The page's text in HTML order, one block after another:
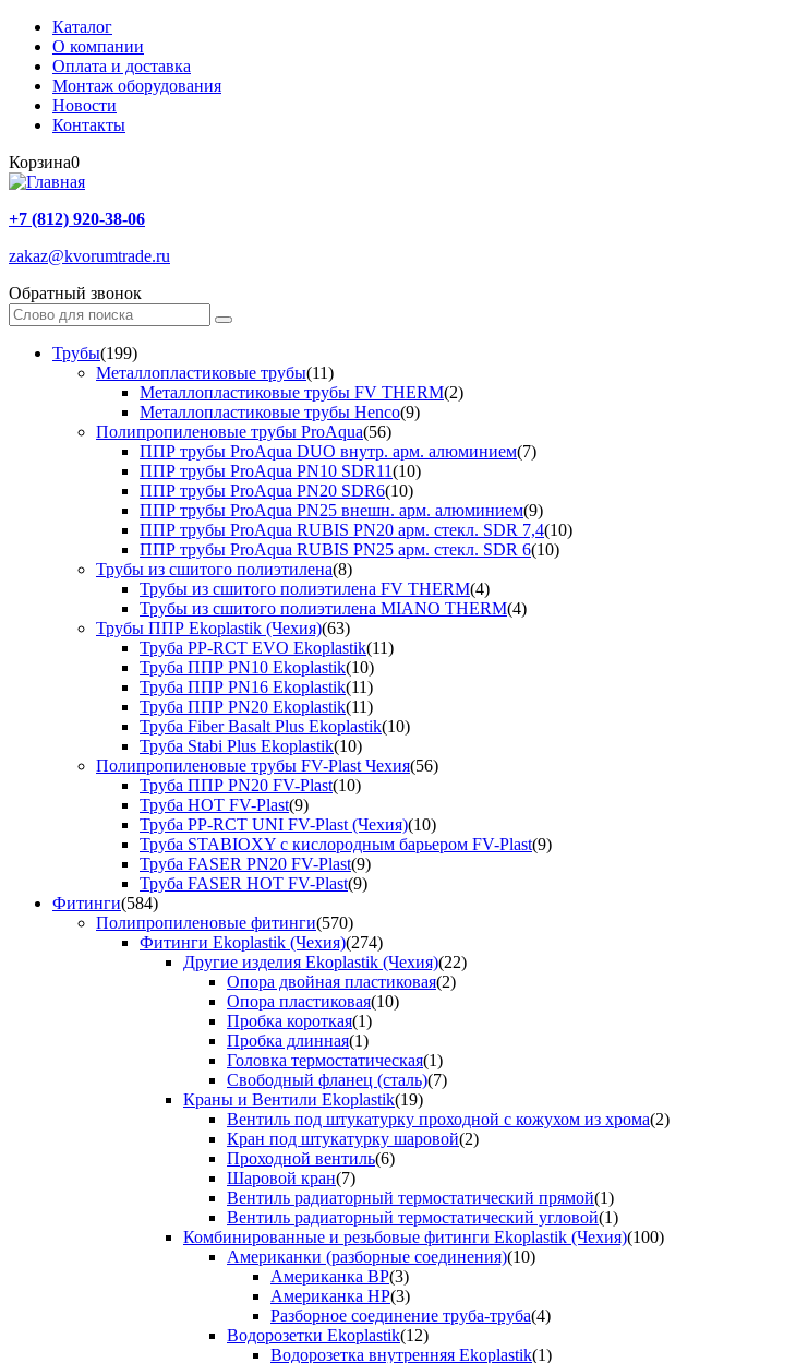
Каталог
О компании
Оплата и доставка
Монтаж оборудования
Новости
Контакты
Корзина0
+7 (812) 920-38-06
zakaz@kvorumtrade.ru
Обратный звонок
Трубы(199)
Металлопластиковые трубы(11)
Металлопластиковые трубы FV THERM(2)
Металлопластиковые трубы Henco(9)
Полипропиленовые трубы ProAqua(56)
ППР трубы ProAqua DUO внутр. арм. алюминием(7)
ППР трубы ProAqua PN10 SDR11(10)
ППР трубы ProAqua PN20 SDR6(10)
ППР трубы ProAqua PN25 внешн. арм. алюминием(9)
ППР трубы ProAqua RUBIS PN20 арм. стекл. SDR 7,4(10)
ППР трубы ProAqua RUBIS PN25 арм. стекл. SDR 6(10)
Трубы из сшитого полиэтилена(8)
Трубы из сшитого полиэтилена FV THERM(4)
Трубы из сшитого полиэтилена MIANO THERM(4)
Трубы ППР Ekoplastik (Чехия)(63)
Труба PP-RCT EVO Ekoplastik(11)
Труба ППР PN10 Ekoplastik(10)
Труба ППР PN16 Ekoplastik(11)
Труба ППР PN20 Ekoplastik(11)
Труба Fiber Basalt Plus Ekoplastik(10)
Труба Stabi Plus Ekoplastik(10)
Полипропиленовые трубы FV-Plast Чехия(56)
Труба ППР PN20 FV-Plast(10)
Труба HOT FV-Plast(9)
Труба PP-RCT UNI FV-Plast (Чехия)(10)
Труба STABIOXY с кислородным барьером FV-Plast(9)
Труба FASER PN20 FV-Plast(9)
Труба FASER HOT FV-Plast(9)
Фитинги(584)
Полипропиленовые фитинги(570)
Фитинги Ekoplastik (Чехия)(274)
Другие изделия Ekoplastik (Чехия)(22)
Опора двойная пластиковая(2)
Опора пластиковая(10)
Пробка короткая(1)
Пробка длинная(1)
Головка термостатическая(1)
Свободный фланец (сталь)(7)
Краны и Вентили Ekoplastik(19)
Вентиль под штукатурку проходной с кожухом из хрома(2)
Кран под штукатурку шаровой(2)
Проходной вентиль(6)
Шаровой кран(7)
Вентиль радиаторный термостатический прямой(1)
Вентиль радиаторный термостатический угловой(1)
Комбинированные и резьбовые фитинги Ekoplastik (Чехия)(100)
Американки (разборные соединения)(10)
Американка ВР(3)
Американка НР(3)
Разборное соединение труба-труба(4)
Водорозетки Ekoplastik(12)
Водорозетка внутренняя Ekoplastik(1)